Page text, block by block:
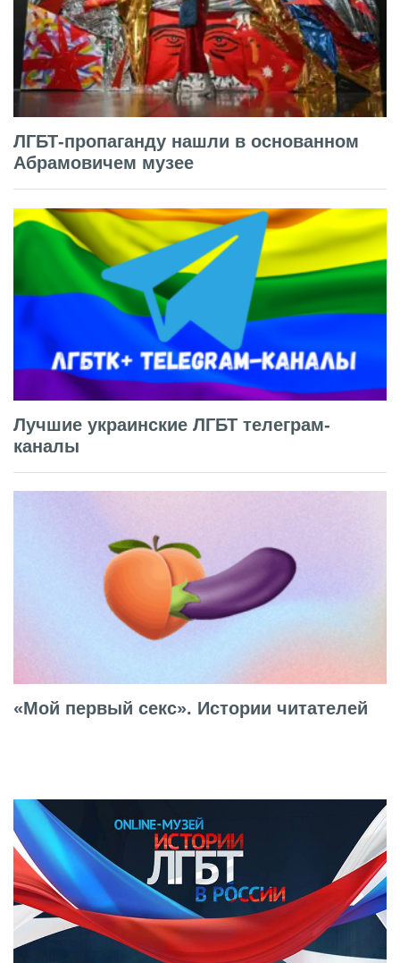
ЛГБТ-пропаганду нашли в основанном
Абрамовичем музее
Лучшие украинские ЛГБТ телеграм-
каналы
«Мой первый секс». Истории читателей